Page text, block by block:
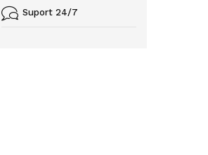
Suport 24/7